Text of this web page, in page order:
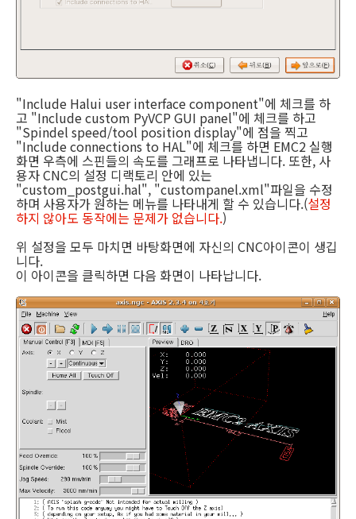
"Include Halui user interface component"에 체크를 하
고 "Include custom PyVCP GUI panel"에 체크를 하고
"Spindel speed/tool position display"에 점을 찍고
"Include connections to HAL"에 체크를 하면 EMC2 실행
화면 우측에 스핀들의 속도를 그래프로 나타냅니다. 또한, 사
용자 CNC의 설정 디랙토리 안에 있는
"custom_postgui.hal", "custompanel.xml"파일을 수정
하며 사용자가 원하는 메뉴를 나타내게 할 수 있습니다.(설정
하지 않아도 동작에는 문제가 없습니다.)
위 설정을 모두 마치면 바탕화면에 자신의 CNC아이콘이 생깁
니다.
이 아이콘을 클릭하면 다음 화면이 나타납니다.